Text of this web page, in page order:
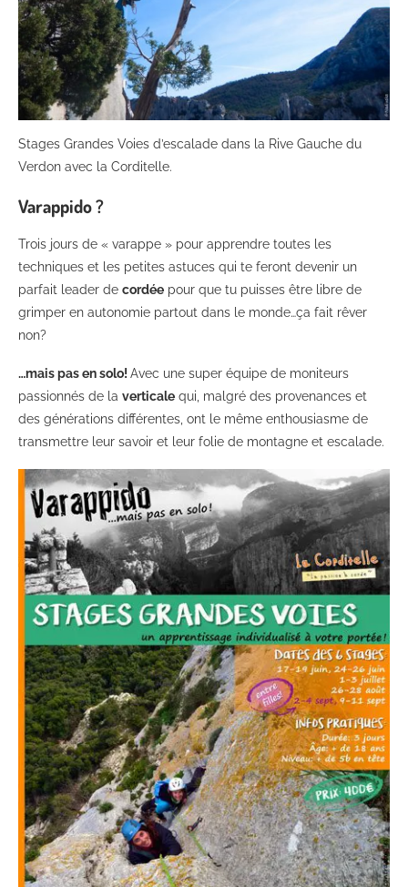
Stages Grandes Voies d’escalade dans la Rive Gauche du
Verdon avec la Corditelle.
Varappido ?
Trois jours de « varappe » pour apprendre toutes les
techniques et les petites astuces qui te feront devenir un
parfait leader de cordée pour que tu puisses être libre de
grimper en autonomie partout dans le monde…ça fait rêver
non?
…mais pas en solo! Avec une super équipe de moniteurs
passionnés de la verticale qui, malgré des provenances et
des générations différentes, ont le même enthousiasme de
transmettre leur savoir et leur folie de montagne et escalade.